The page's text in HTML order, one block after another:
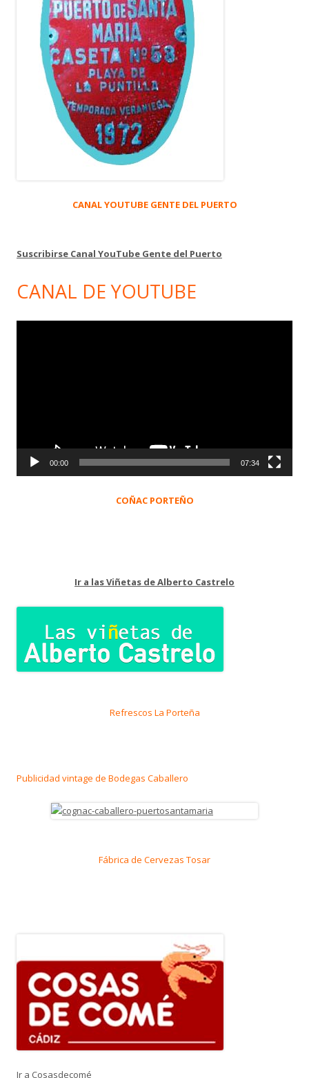
CANAL YOUTUBE GENTE DEL PUERTO
Suscribirse Canal YouTube Gente del Puerto
CANAL DE YOUTUBE
00:00 07:34
COÑAC PORTEÑO
Ir a las Viñetas de Alberto Castrelo
Refrescos La Porteña
Publicidad vintage de Bodegas Caballero
Fábrica de Cervezas Tosar
Ir a Cosasdecomé